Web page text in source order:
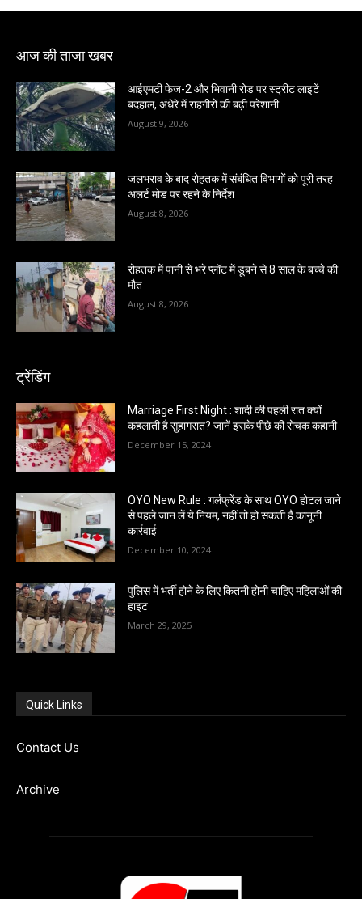
आज की ताजा खबर
आईएमटी फेज-2 और भिवानी रोड पर स्ट्रीट लाइटें
बदहाल, अंधेरे में राहगीरों की बढ़ी परेशानी
August 9, 2026
जलभराव के बाद रोहतक में संबंधित विभागों को पूरी तरह
अलर्ट मोड पर रहने के निर्देश
August 8, 2026
रोहतक में पानी से भरे प्लॉट में डूबने से 8 साल के बच्चे की
मौत
August 8, 2026
ट्रेंडिंग
Marriage First Night : शादी की पहली रात क्यों
कहलाती है सुहागरात? जानें इसके पीछे की रोचक कहानी
December 15, 2024
OYO New Rule : गर्लफ्रेंड के साथ OYO होटल जाने
से पहले जान लें ये नियम, नहीं तो हो सकती है कानूनी
कार्रवाई
December 10, 2024
पुलिस में भर्ती होने के लिए कितनी होनी चाहिए महिलाओं की
हाइट
March 29, 2025
Quick Links
Contact Us
Archive